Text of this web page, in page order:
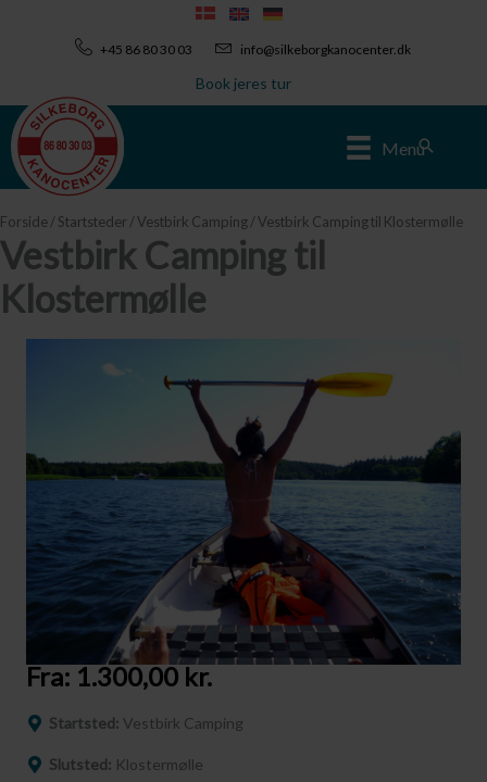
+45 86 80 30 03 info@silkeborgkanocenter.dk
Book jeres tur
Menu
Forside/ Startsteder /Vestbirk Camping/ Vestbirk Camping til Klostermølle
Vestbirk Camping til
Klostermølle
Fra: 1.300,00 kr.
Startsted: Vestbirk Camping
Slutsted: Klostermølle